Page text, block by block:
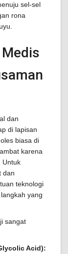
sel-sel
rona
dan
di lapisan
oles biasa di
karena
Untuk
dan
teknologi
yang
sangat
Acid):